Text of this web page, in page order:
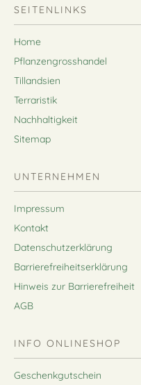
SEITENLINKS
Home
Pflanzengrosshandel
Tillandsien
Terraristik
Nachhaltigkeit
Sitemap
UNTERNEHMEN
Impressum
Kontakt
Datenschutzerklärung
Barrierefreiheitserklärung
Hinweis zur Barrierefreiheit
AGB
INFO ONLINESHOP
Geschenkgutschein